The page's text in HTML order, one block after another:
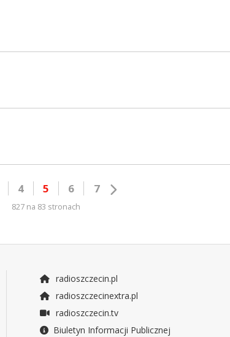
4 5 6 7
827 na 83 stronach
radioszczecin.pl
radioszczecinextra.pl
radioszczecin.tv
Biuletyn Informacji Publicznej